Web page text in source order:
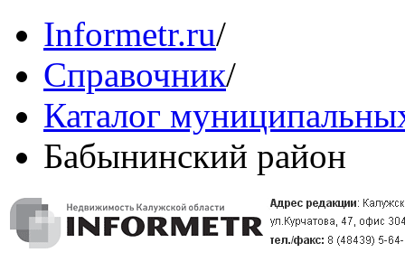
Informetr.ru/
Справочник/
Каталог
Бабынинский район